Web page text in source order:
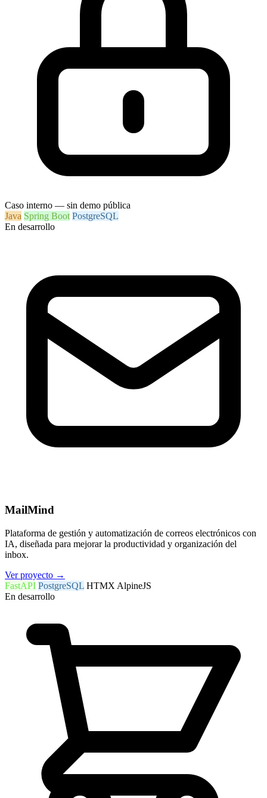
Caso interno — sin demo pública
Java Spring Boot PostgreSQL
En desarrollo
MailMind
Plataforma de gestión y automatización de correos electrónicos con
IA, diseñada para mejorar la productividad y organización del
inbox.
Ver proyecto →
FastAPI PostgreSQL HTMX AlpineJS
En desarrollo